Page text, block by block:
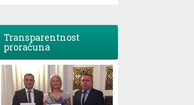
Transparentnost
proračuna